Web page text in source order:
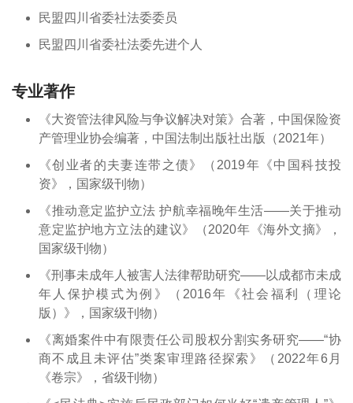
民盟四川省委社法委委员
民盟四川省委社法委先进个人
专业著作
《大资管法律风险与争议解决对策》合著，中国保险资
产管理业协会编著，中国法制出版社出版（2021年）
《创业者的夫妻连带之债》（2019年《中国科技投
资》，国家级刊物）
《推动意定监护立法 护航幸福晚年生活——关于推动
意定监护地方立法的建议》（2020年《海外文摘》，
国家级刊物）
《刑事未成年人被害人法律帮助研究——以成都市未成
年人保护模式为例》（2016年《社会福利（理论
版）》，国家级刊物）
《离婚案件中有限责任公司股权分割实务研究——“协
商不成且未评估”类案审理路径探索》（2022年6月
《卷宗》，省级刊物）